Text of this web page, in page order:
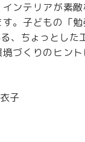
ンテリアが素
。子どもの「
、ちょっとし
づくりのヒン
子